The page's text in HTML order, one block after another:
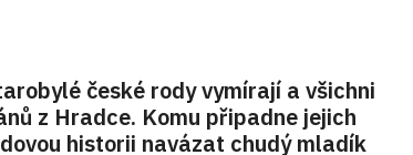
české rody vymírají a všichni
z Hradce. Komu připadne jejich
historii navázat chudý mladík